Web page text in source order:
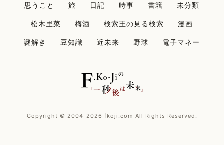
思うこと
旅 日記 時事 書籍
未分類
松木里菜
梅酒 検索王の見る検索
漫画
謎解き
豆知識 近未来 野球 電子マネー
Copyright © 2004-2026 fkoji.com All Rights Reserved.